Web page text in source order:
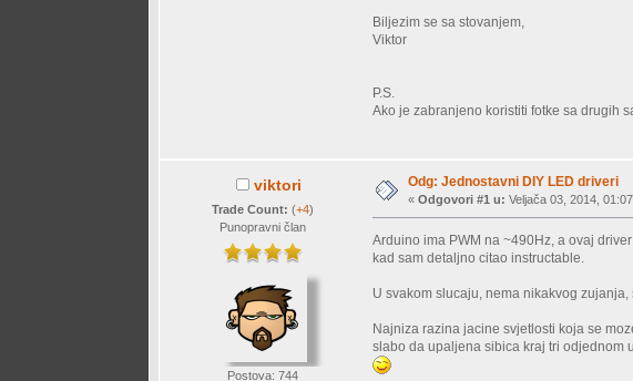
Biljezim se sa stovanjem,
Viktor
P.S.
Ako je zabranjeno koristiti fotke sa drugih
viktori
Trade Count:(+4)
Punopravni član
Postova: 744
Odg: Jednostavni DIY LED driveri
«Odgovori #1 u: Veljača 03, 2014,
Arduino ima PWM na ~490Hz, a ovaj
kad sam detaljno citao instructable.
U svakom slucaju, nema nikakvog zujanja,
Najniza razina jacine svjetlosti koja se
slabo da upaljena sibica kraj tri odjednom